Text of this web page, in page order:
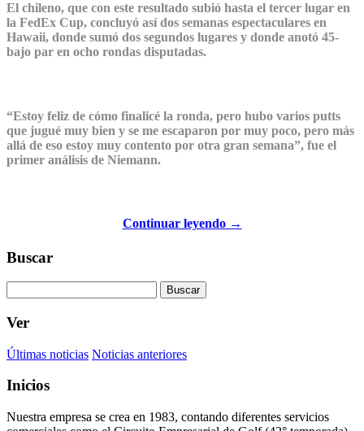
El chileno, que con este resultado subió hasta el tercer lugar en
la FedEx Cup, concluyó así dos semanas espectaculares en
Hawaii, donde sumó dos segundos lugares y donde anotó 45-
bajo par en ocho rondas disputadas.
“Estoy feliz de cómo finalicé la ronda, pero hubo varios putts
que jugué muy bien y se me escaparon por muy poco, pero más
allá de eso estoy muy contento por otra gran semana”, fue el
primer análisis de Niemann.
Continuar leyendo →
Buscar
Buscar
Ver
Últimas noticias Noticias anteriores
Inicios
Nuestra empresa se crea en 1983, contando diferentes servicios